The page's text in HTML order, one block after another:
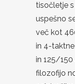
tisočletje
uspešno
več kot
in 4-
in 125/
filozofijo